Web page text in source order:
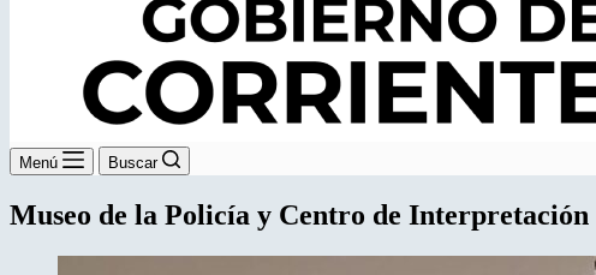
Menú Buscar
Museo de la Policía y Centro de Interpretación